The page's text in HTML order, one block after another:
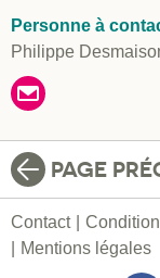
Personne à
Philippe
PAGE
Contact
Mentions légales